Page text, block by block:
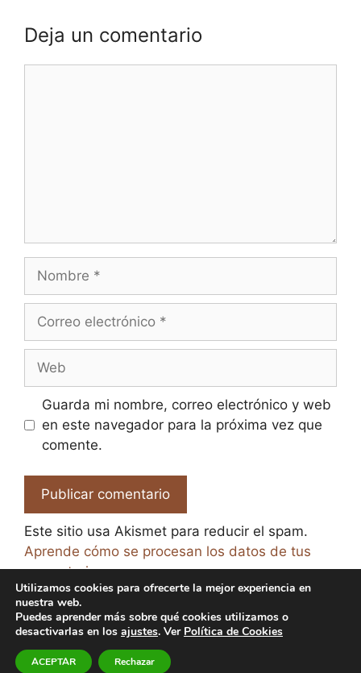
Deja un comentario
electrónico
Guarda mi nombre, correo electrónico y web
en este navegador para la próxima vez que
comente.
Este sitio usa Akismet para reducir el spam.
Aprende cómo se procesan los datos de tus
comentarios.
© 2026 El Paraíso de la Cerveza -
de Privacidad
-Política de Cookies
Utilizamos cookies para ofrecerte la mejor experiencia en
nuestra web.
Puedes aprender más sobre qué cookies utilizamos o
desactivarlas en los ajustes. Ver Política de Cookies
ACEPTAR Rechazar